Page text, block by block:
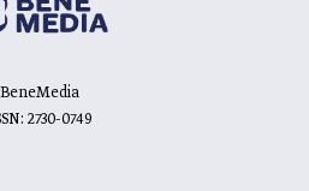
BeneMedia
2730-0749